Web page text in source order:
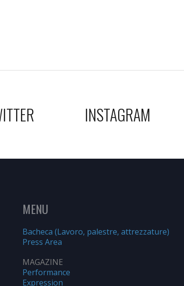
INSTAGRAM
MENU
Bacheca (Lavoro, palestre, attrezzature)
Press Area
MAGAZINE
Performance
Expression